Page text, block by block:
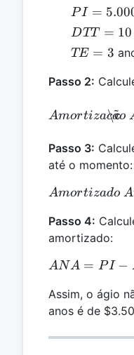
PI =
5.000
PI =
DTT
= 10
DTT = 10
TE
3
TE = 3
Passo 2:
Amortizac
\c
a
~o
Passo 3:
até o momento:
Amortizado A
Passo 4:
amortizado:
ANA = PI −
Assim, o ágio
anos é de